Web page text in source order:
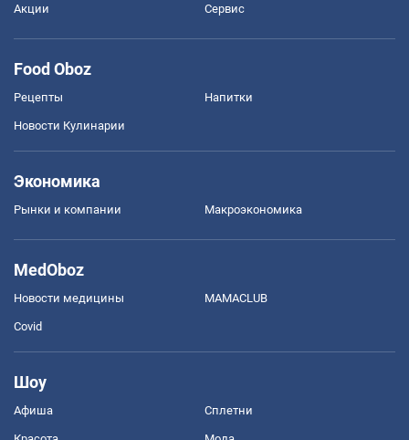
Акции Сервис
Food Oboz
Рецепты Напитки
Новости Кулинарии
Экономика
Рынки и компании Mакроэкономика
MedOboz
Новости медицины MAMACLUB
Covid
Шоу
Афиша Сплетни